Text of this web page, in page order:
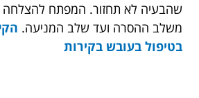
שהבעיה לא תחזור. המפתח להצלחה
משלב ההסרה ועד שלב המניעה.
בטיפול בעובש בקירות